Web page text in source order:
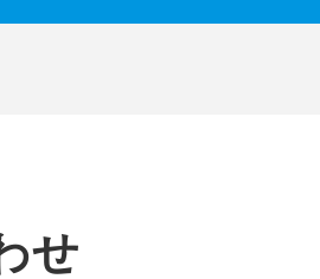
せ